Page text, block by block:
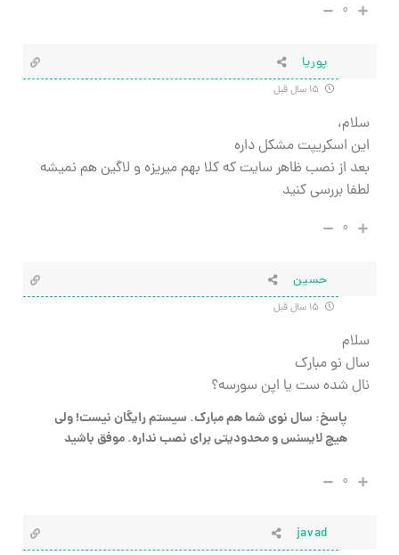
۰
پوریا
سلام،
این اسکریپت مشکل داره
بعد از نصب ظاهر سایت که کلا بهم میریزه و لاگین هم نمیشه
لطفا بررسی کنید
۰
حسین
سلام
سال نو مبارک
نال شده ست یا اپن سورسه؟
پاسخ: سال نوی شما هم مبارک. سیستم رایگان نیست! ولی
هیچ لایسنس و محدودیتی برای نصب نداره. موفق باشید
۰
javad